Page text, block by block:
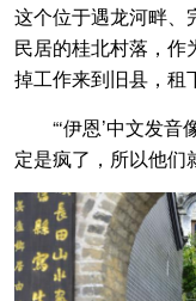
这个位于遇龙河畔、
民居的桂北村落，作
掉工作来到旧县，租
“‘伊恩’中文发音
定是疯了，所以他们